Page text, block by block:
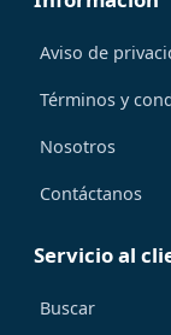
Aviso de
Términos y
Nosotros
Contáctanos
Servicio al
Buscar